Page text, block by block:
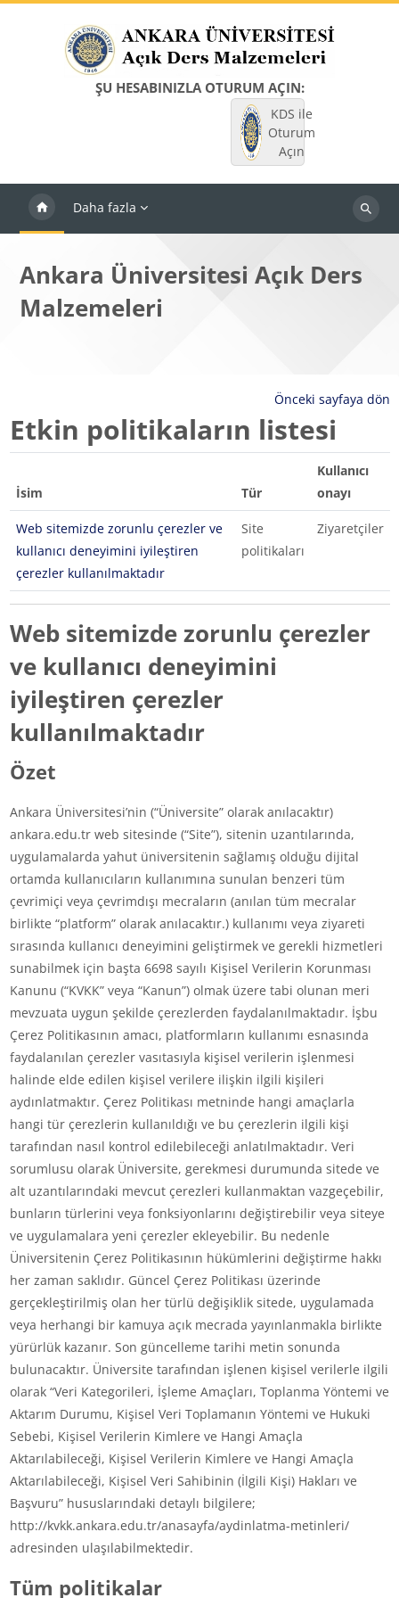
ŞU HESABINIZLA OTURUM AÇIN:
KDS ile
Oturum
Açın
Daha fazla
Dersleri
Ankara Üniversitesi Açık Ders
Malzemeleri
Önceki sayfaya dön
Etkin politikaların listesi
İsim Tür
Kullanıcı
onayı
Web sitemizde zorunlu çerezler ve
kullanıcı deneyimini iyileştiren
çerezler kullanılmaktadır
Site
politikaları
Ziyaretçiler
Web sitemizde zorunlu çerezler
ve kullanıcı deneyimini
iyileştiren çerezler
kullanılmaktadır
Özet
Ankara Üniversitesi’nin (“Üniversite” olarak anılacaktır)
ankara.edu.tr web sitesinde (“Site”), sitenin uzantılarında,
uygulamalarda yahut üniversitenin sağlamış olduğu dijital
ortamda kullanıcıların kullanımına sunulan benzeri tüm
çevrimiçi veya çevrimdışı mecraların (anılan tüm mecralar
birlikte “platform” olarak anılacaktır.) kullanımı veya ziyareti
sırasında kullanıcı deneyimini geliştirmek ve gerekli hizmetleri
sunabilmek için başta 6698 sayılı Kişisel Verilerin Korunması
Kanunu (“KVKK” veya “Kanun”) olmak üzere tabi olunan meri
mevzuata uygun şekilde çerezlerden faydalanılmaktadır. İşbu
Çerez Politikasının amacı, platformların kullanımı esnasında
faydalanılan çerezler vasıtasıyla kişisel verilerin işlenmesi
halinde elde edilen kişisel verilere ilişkin ilgili kişileri
aydınlatmaktır. Çerez Politikası metninde hangi amaçlarla
hangi tür çerezlerin kullanıldığı ve bu çerezlerin ilgili kişi
tarafından nasıl kontrol edilebileceği anlatılmaktadır. Veri
sorumlusu olarak Üniversite, gerekmesi durumunda sitede ve
alt uzantılarındaki mevcut çerezleri kullanmaktan vazgeçebilir,
bunların türlerini veya fonksiyonlarını değiştirebilir veya siteye
ve uygulamalara yeni çerezler ekleyebilir. Bu nedenle
Üniversitenin Çerez Politikasının hükümlerini değiştirme hakkı
her zaman saklıdır. Güncel Çerez Politikası üzerinde
gerçekleştirilmiş olan her türlü değişiklik sitede, uygulamada
veya herhangi bir kamuya açık mecrada yayınlanmakla birlikte
yürürlük kazanır. Son güncelleme tarihi metin sonunda
bulunacaktır. Üniversite tarafından işlenen kişisel verilerle ilgili
olarak “Veri Kategorileri, İşleme Amaçları, Toplanma Yöntemi ve
Aktarım Durumu, Kişisel Veri Toplamanın Yöntemi ve Hukuki
Sebebi, Kişisel Verilerin Kimlere ve Hangi Amaçla
Aktarılabileceği, Kişisel Verilerin Kimlere ve Hangi Amaçla
Aktarılabileceği, Kişisel Veri Sahibinin (İlgili Kişi) Hakları ve
Başvuru” hususlarındaki detaylı bilgilere;
http://kvkk.ankara.edu.tr/anasayfa/aydinlatma-metinleri/
adresinden ulaşılabilmektedir.
Tüm politikalar